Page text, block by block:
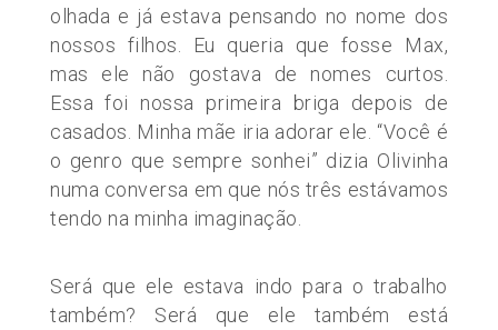
olhada e já estava pensando no nome dos
nossos filhos. Eu queria que fosse Max,
mas ele não gostava de nomes curtos.
Essa foi nossa primeira briga depois de
casados. Minha mãe iria adorar ele. “Você é
o genro que sempre sonhei” dizia Olivinha
numa conversa em que nós três estávamos
tendo na minha imaginação.
Será que ele estava indo para o trabalho
também? Será que ele também está